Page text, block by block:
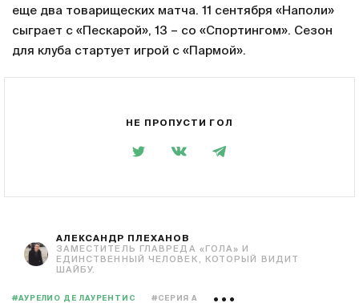
еще два товарищеских матча. 11 сентября «Наполи»
сыграет с «Пескарой», 13 – со «Спортингом». Сезон
для клуба стартует игрой с «Пармой».
НЕ ПРОПУСТИ ГОЛ
АЛЕКСАНДР ПЛЕХАНОВ
ЗАМЕСТИТЕЛЬ ГЛАВРЕДА «ГОЛА» И
ЕДИНСТВЕННЫЙ ЧЕЛОВЕК, КОТОРЫЙ ВИДИТ
ШАЙБУ.
#АУРЕЛИО ДЕ ЛАУРЕНТИС #СЕРИЯ А